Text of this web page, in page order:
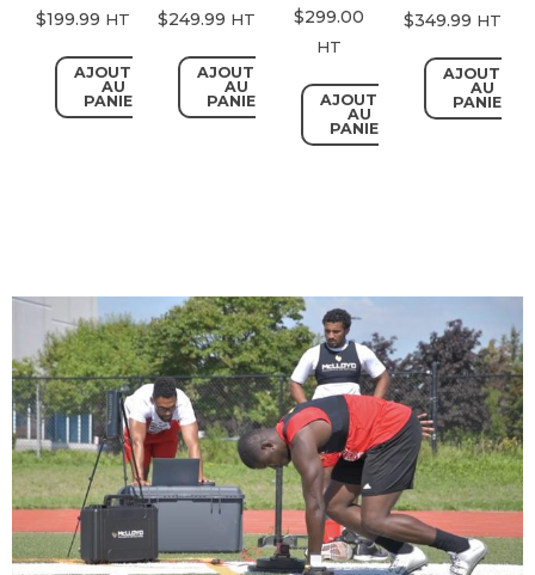
$199.99 HT
AJOUTER
AU
PANIER
$249.99 HT
AJOUTER
AU
PANIER
$299.00
HT
AJOUTER
AU
PANIER
$349.99 HT
AJOUTER
AU
PANIER